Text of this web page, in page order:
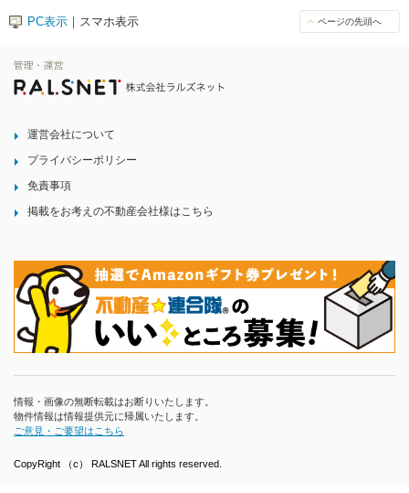
PC表示 ｜スマホ表示 ページの先頭へ
運営会社について
プライバシーポリシー
免責事項
掲載をお考えの不動産会社様はこちら
情報・画像の無断転載はお断りいたします。
物件情報は情報提供元に帰属いたします。
ご意見・ご要望はこちら
CopyRight （c） RALSNET All rights reserved.